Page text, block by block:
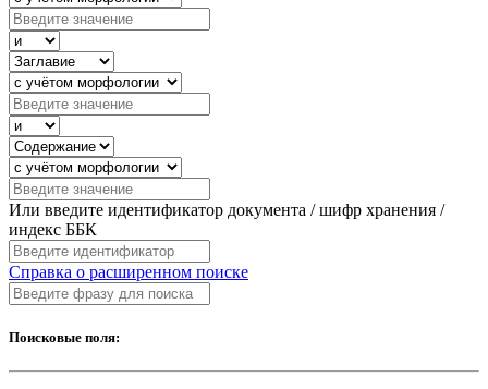
Или введите идентификатор документа / шифр хранения /
индекс ББК
Справка о расширенном поиске
Поисковые поля: